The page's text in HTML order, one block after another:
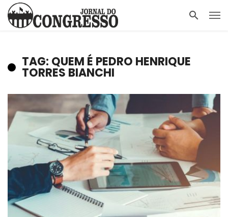
TAG: QUEM É PEDRO HENRIQUE
TORRES BIANCHI